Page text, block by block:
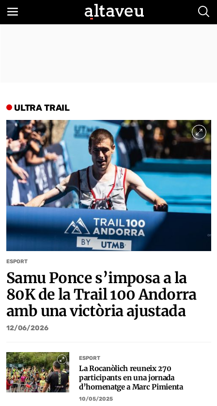
ULTRA TRAIL
ESPORT
Samu Ponce s’imposa a la
80K de la Trail 100 Andorra
amb una victòria ajustada
12/06/2026
ESPORT
La Rocanòlich reuneix 270
participants en una jornada
d’homenatge a Marc Pimienta
10/05/2025